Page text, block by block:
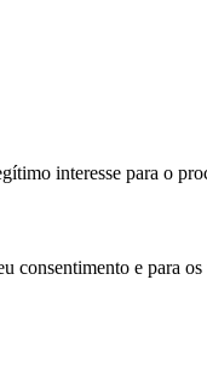
interesse para o
consentimento e para